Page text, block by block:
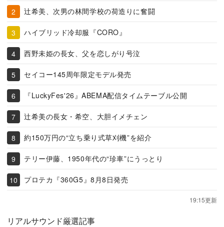
辻希美、次男の林間学校の荷造りに奮闘
ハイブリッド冷却服『CORO』
西野未姫の長女、父を恋しがり号泣
セイコー145周年限定モデル発売
『LuckyFes'26』ABEMA配信タイムテーブル公開
辻希美の長女・希空、大胆イメチェン
約150万円の“立ち乗り式草刈機”を紹介
テリー伊藤、1950年代の“珍車”にうっとり
プロテカ『360G5』8月8日発売
19:15更新
リアルサウンド厳選記事